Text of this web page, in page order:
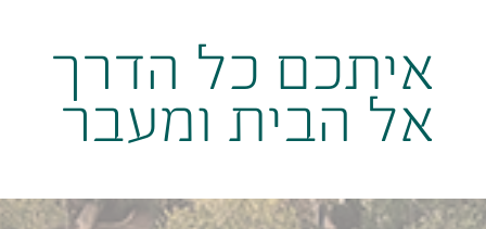
איתכם כל הדרך
אל הבית ומעבר